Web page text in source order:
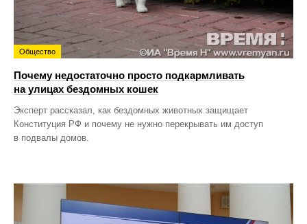
Общество
Почему недостаточно просто подкармливать
на улицах бездомных кошек
Эксперт рассказал, как бездомных животных защищает
Конституция РФ и почему не нужно перекрывать им доступ
в подвалы домов.